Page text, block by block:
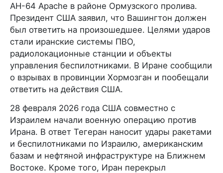
AH-64 Apache в районе Ормузского пролива.
Президент США заявил, что Вашингтон должен
был ответить на произошедшее. Целями ударов
стали иранские системы ПВО,
радиолокационные станции и объекты
управления беспилотниками. В Иране сообщили
о взрывах в провинции Хормозган и пообещали
ответить на действия США.
28 февраля 2026 года США совместно с
Израилем начали военную операцию против
Ирана. В ответ Тегеран наносит удары ракетами
и беспилотниками по Израилю, американским
базам и нефтяной инфраструктуре на Ближнем
Востоке. Кроме того, Иран перекрыл